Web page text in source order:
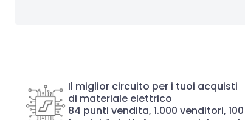
Il miglior circuito per i tuoi acquisti
di materiale elettrico
84 punti vendita, 1.000 venditori, 100